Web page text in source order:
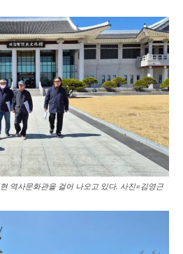
역사문화관을 걸어 나오고 있다. 사진=김영근